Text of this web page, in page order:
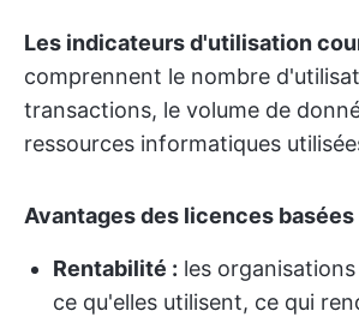
Les indicateurs d'utilisation
comprennent le nombre
transactions, le volume de
ressources informatiques
Avantages des licences
Rentabilité : les
ce qu'elles utilisent, ce qui